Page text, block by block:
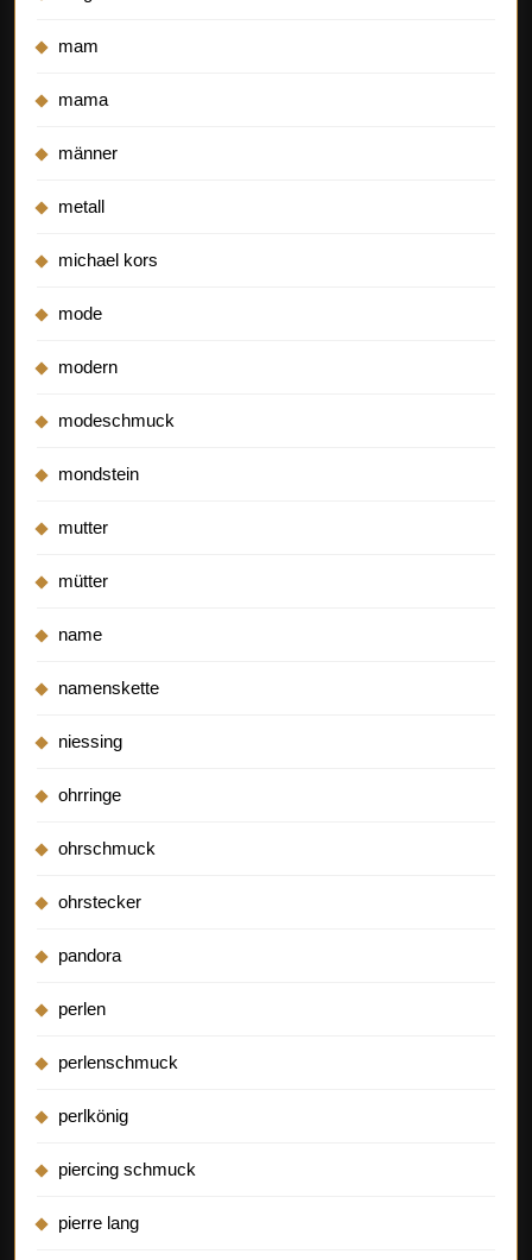
mam
mama
männer
metall
michael kors
mode
modern
modeschmuck
mondstein
mutter
mütter
name
namenskette
niessing
ohrringe
ohrschmuck
ohrstecker
pandora
perlen
perlenschmuck
perlkönig
piercing schmuck
pierre lang